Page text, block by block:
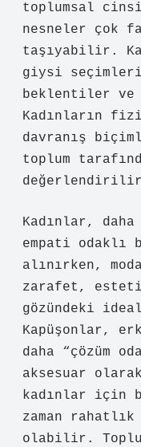
toplumsal
nesneler çok
taşıyabilir.
giysi
beklentiler
Kadınların
davranış
toplum
Kadınlar,
empati odaklı
alınırken,
zarafet,
gözündeki
Kapüşonlar,
daha “çözüm
aksesuar
kadınlar için
zaman
olabilir.